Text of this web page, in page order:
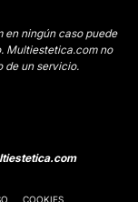
en ningún caso puede
Multiestetica.com no
de un servicio.
COOKIES